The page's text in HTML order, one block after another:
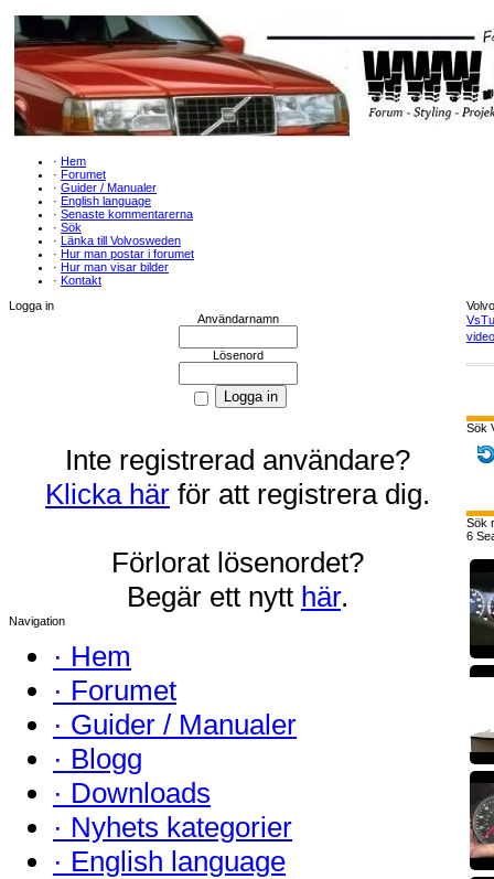
· Hem
· Forumet
· Guider / Manualer
· English language
· Senaste kommentarerna
· Sök
· Länka till Volvosweden
· Hur man postar i forumet
· Hur man visar bilder
· Kontakt
Logga in
Användarnamn
Lösenord
Inte registrerad användare?
Klicka här för att registrera dig.
Förlorat lösenordet?
Begär ett nytt här.
Navigation
· Hem
· Forumet
· Guider / Manualer
· Blogg
· Downloads
· Nyhets kategorier
· English language
Sök
Sök
6